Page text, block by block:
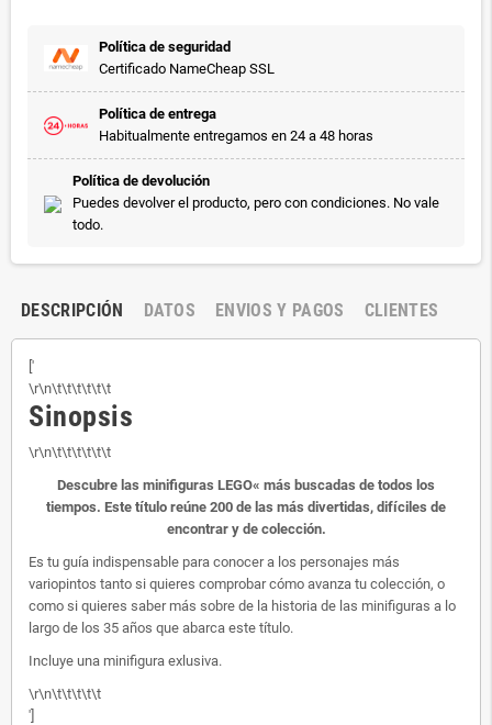
Política de seguridad
Certificado NameCheap SSL
Política de entrega
Habitualmente entregamos en 24 a 48 horas
Política de devolución
Puedes devolver el producto, pero con condiciones. No vale
todo.
DESCRIPCIÓN DATOS ENVIOS Y PAGOS CLIENTES
['
\r\n\t\t\t\t\t\t
Sinopsis
\r\n\t\t\t\t\t\t
Descubre las minifiguras LEGO« más buscadas de todos los
tiempos. Este título reúne 200 de las más divertidas, difíciles de
encontrar y de colección.
Es tu guía indispensable para conocer a los personajes más
variopintos tanto si quieres comprobar cómo avanza tu colección, o
como si quieres saber más sobre de la historia de las minifiguras a lo
largo de los 35 años que abarca este título.
Incluye una minifigura exlusiva.
\r\n\t\t\t\t\t
']